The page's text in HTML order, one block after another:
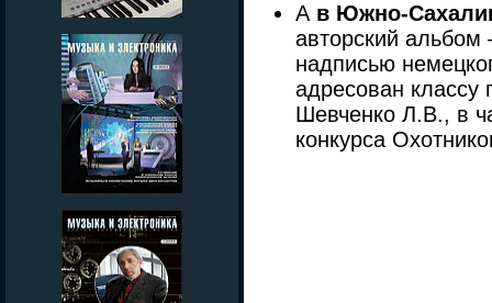
А в Южно-
авторский альбом
надписью
адресован
Шевченко Л.В., в
конкурса